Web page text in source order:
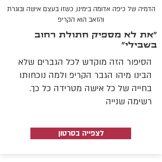
הדמיה של כיפה אדומה בימינו, כשזו בעצם אישה ובוגרת
והזאב הוא הקריפ
"את לא מספיק חתולת רחוב
בשבילי"
הסיפור הזה מוקדש לכל הגברים שלא
הבינו מיהו הגבר הקריפ ולמה נוכחותו
בחייה של כל אישה מטרידה כל כך.
רשימה שנייה
לצפייה בסרטון